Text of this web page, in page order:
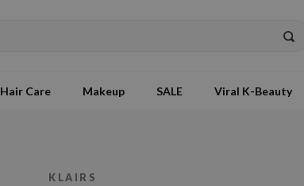
Hair Care Makeup SALE Viral K-Beauty
KLAIRS